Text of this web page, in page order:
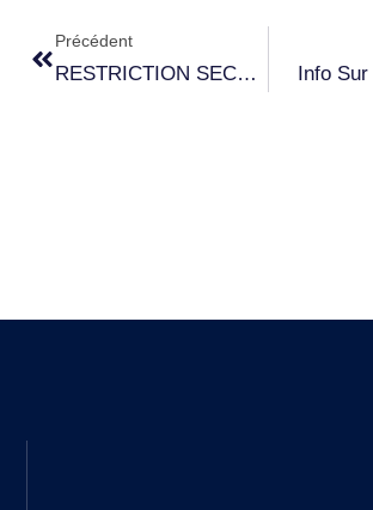
Précédent
RESTRICTION SECHERESSE Info